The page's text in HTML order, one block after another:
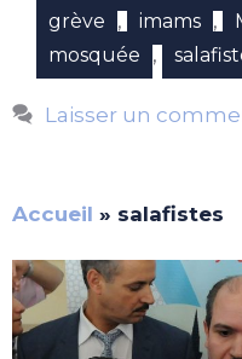
grève , imams ,
mosquée ,
Laisser un
Accueil » salafistes